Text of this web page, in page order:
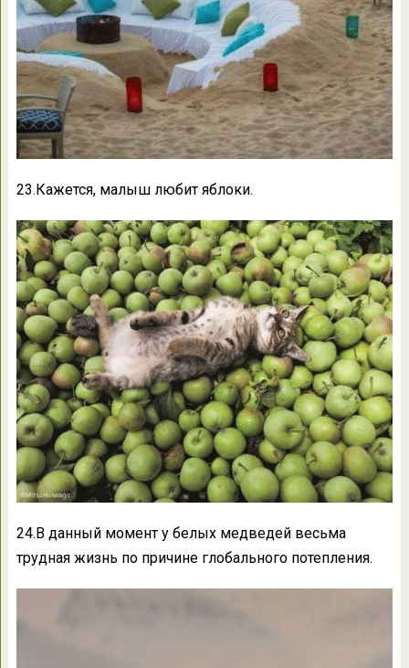
23.Кажется, малыш любит яблоки.
24.В данный момент у белых медведей весьма
трудная жизнь по причине глобального потепления.